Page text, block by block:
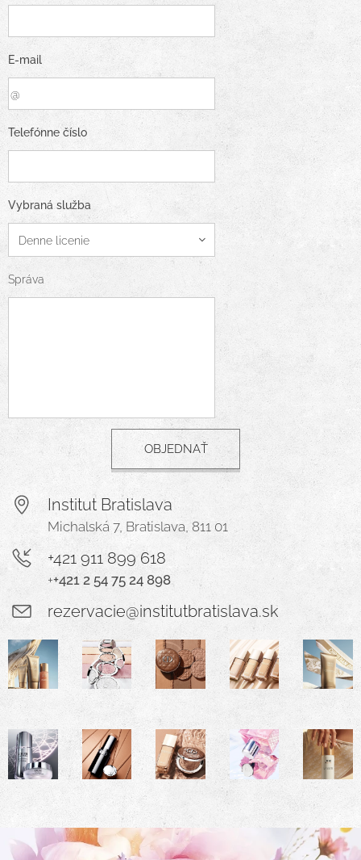
E-mail
Telefónne číslo
Vybraná služba
Správa
OBJEDNAŤ
Institut Bratislava
Michalská 7, Bratislava, 811 01
+421 911 899 618
++421 2 54 75 24 898
rezervacie@institutbratislava.sk